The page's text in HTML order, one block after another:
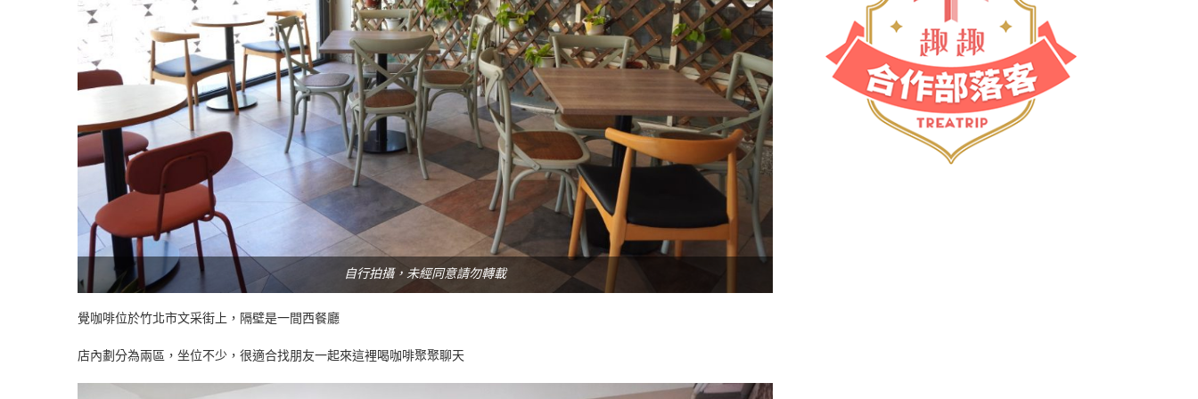
自行拍攝，未經同意請勿轉載
覺咖啡位於竹北市文采街上，隔壁是一間西餐廳
店內劃分為兩區，坐位不少，很適合找朋友一起來這裡喝咖啡聚聚聊天